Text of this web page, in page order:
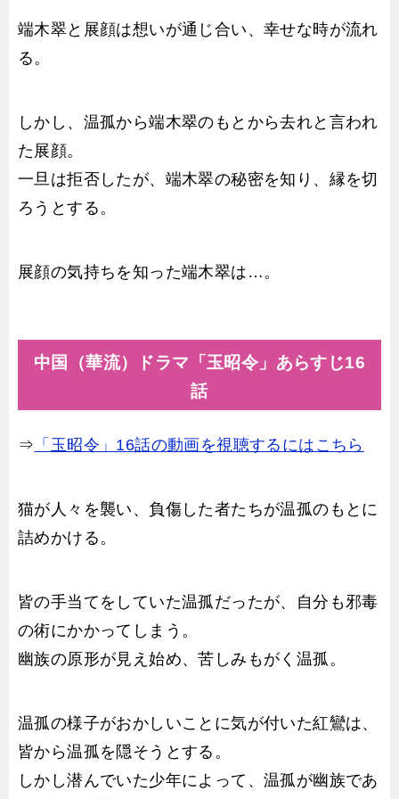
端木翠と展顔は想いが通じ合い、幸せな時が流れ
る。
しかし、温孤から端木翠のもとから去れと言われ
た展顔。
一旦は拒否したが、端木翠の秘密を知り、縁を切
ろうとする。
展顔の気持ちを知った端木翠は…。
中国（華流）ドラマ「玉昭令」あらすじ16
話
⇒ 「玉昭令」16話の動画を視聴するにはこちら
猫が人々を襲い、負傷した者たちが温孤のもとに
詰めかける。
皆の手当てをしていた温孤だったが、自分も邪毒
の術にかかってしまう。
幽族の原形が見え始め、苦しみもがく温孤。
温孤の様子がおかしいことに気が付いた紅鸞は、
皆から温孤を隠そうとする。
しかし潜んでいた少年によって、温孤が幽族であ